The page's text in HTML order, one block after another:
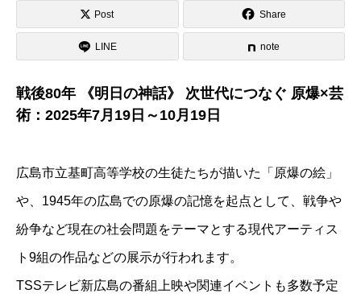
Post Share
LINE note
戦後80年 《明日の神話》 次世代につなぐ 原爆×芸
術：2025年7月19日～10月19日
広島市立基町高等学校の生徒たちが描いた「原爆の絵」
や、1945年の広島での原爆の記憶を起点として、戦争や
紛争など現在の社会問題をテーマとする現代アーティス
ト9組の作品などの展示が行われます。
TSSテレビ新広島の番組上映や関連イベントも多数予定